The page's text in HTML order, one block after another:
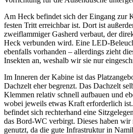
Am Heck befindet sich der Eingang zur
festen Tritt erreichbar ist. Dort ist
zweiflammiger Gasherd verbaut, der
Heck verbunden wird. Eine LED-
ebenfalls vorhanden – allerdings zieht
Insekten an, weshalb wir sie nur
Im Inneren der Kabine ist das
Dachzelt eher begrenzt. Das Dachzelt
Klemmen relativ schnell aufbauen und
wobei jeweils etwas Kraft erforderlich
befindet sich rechterhand eine
das Bord-WC verbirgt. Dieses haben wir
genutzt, da die gute Infrastruktur in